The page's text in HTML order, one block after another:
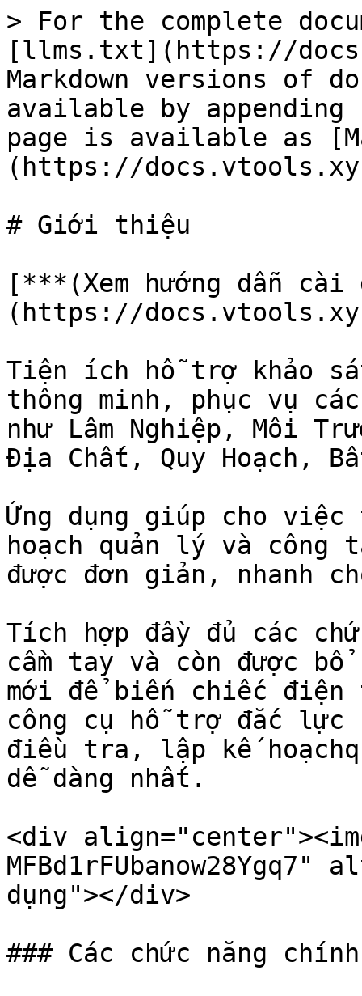
> For the complete
[llms.txt](https://
Markdown versions of
available by
page is available as
(https://
# Giới thiệu
[***(Xem hướng dẫn
(https://
Tiện ích hỗ trợ khảo
thông minh, phục vụ
như Lâm Nghiệp, Môi
Địa Chất, Quy Hoạch,
Ứng dụng giúp cho
hoạch quản lý và
được đơn giản, nhanh
Tích hợp đầy đủ các
cầm tay và còn được bổ
mới để biến chiếc
công cụ hỗ trợ đắc lực
điều tra, lập kế
dễ dàng nhất.
<div
dụng"></div>
### Các chức năng